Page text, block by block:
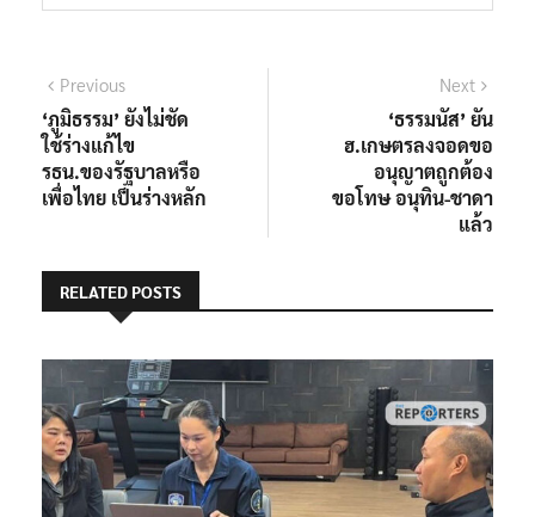
แนะแนว
เรื่อง
PreviousPrevious
post:
‘ภูมิธรรม’ ยังไม่ชัด
ใช้ร่างแก้ไข
รธน.ของรัฐบาลหรือ
เพื่อไทย เป็นร่างหลัก
Next
post:
‘ธรรมนัส’ ยัน
ฮ.เกษตรลงจอดขอ
อนุญาตถูกต้อง
ขอโทษ อนุทิน-ชาดา
แล้ว
RELATED POSTS